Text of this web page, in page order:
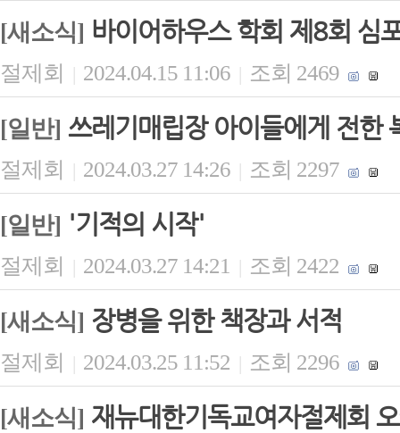
[새소식] 바이어하우스 학회 제8회 심
절제회 | 2024.04.15 11:06 | 조회 2469
[일반] 쓰레기매립장 아이들에게 전한
절제회 | 2024.03.27 14:26 | 조회 2297
[일반] '기적의 시작'
절제회 | 2024.03.27 14:21 | 조회 2422
[새소식] 장병을 위한 책장과 서적
절제회 | 2024.03.25 11:52 | 조회 2296
[새소식] 재뉴대한기독교여자절제회